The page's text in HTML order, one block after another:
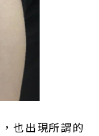
也出現所謂的